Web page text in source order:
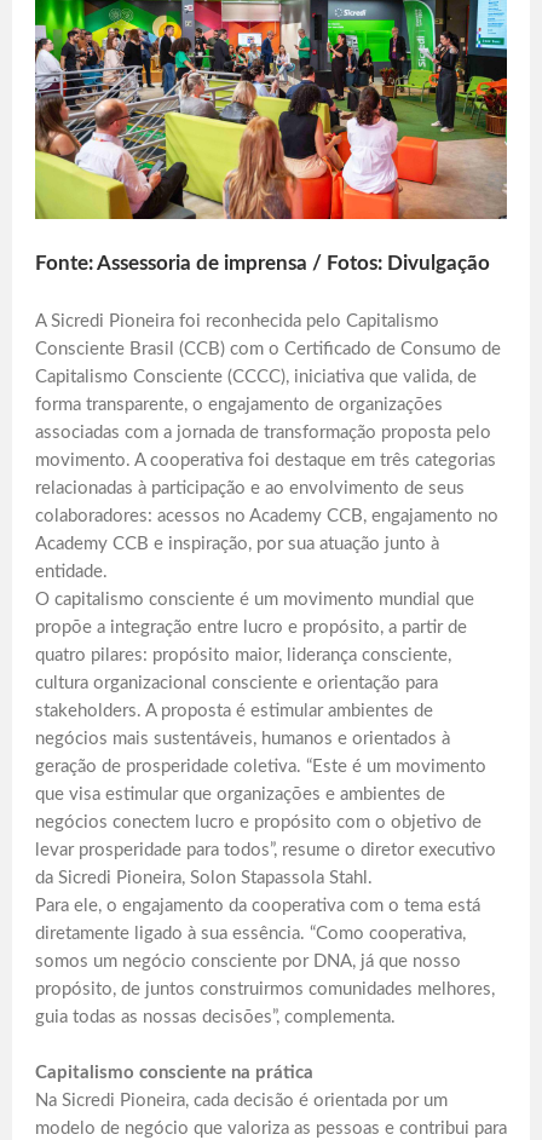
Fonte: Assessoria de imprensa / Fotos: Divulgação
A Sicredi Pioneira foi reconhecida pelo Capitalismo
Consciente Brasil (CCB) com o Certificado de Consumo de
Capitalismo Consciente (CCCC), iniciativa que valida, de
forma transparente, o engajamento de organizações
associadas com a jornada de transformação proposta pelo
movimento. A cooperativa foi destaque em três categorias
relacionadas à participação e ao envolvimento de seus
colaboradores: acessos no Academy CCB, engajamento no
Academy CCB e inspiração, por sua atuação junto à
entidade.
O capitalismo consciente é um movimento mundial que
propõe a integração entre lucro e propósito, a partir de
quatro pilares: propósito maior, liderança consciente,
cultura organizacional consciente e orientação para
stakeholders. A proposta é estimular ambientes de
negócios mais sustentáveis, humanos e orientados à
geração de prosperidade coletiva. “Este é um movimento
que visa estimular que organizações e ambientes de
negócios conectem lucro e propósito com o objetivo de
levar prosperidade para todos”, resume o diretor executivo
da Sicredi Pioneira, Solon Stapassola Stahl.
Para ele, o engajamento da cooperativa com o tema está
diretamente ligado à sua essência. “Como cooperativa,
somos um negócio consciente por DNA, já que nosso
propósito, de juntos construirmos comunidades melhores,
guia todas as nossas decisões”, complementa.
Capitalismo consciente na prática
Na Sicredi Pioneira, cada decisão é orientada por um
modelo de negócio que valoriza as pessoas e contribui para